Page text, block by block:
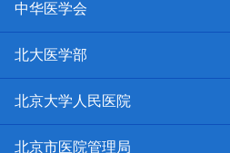
中华医学会
北大医学部
北京大学人民医院
北京市医院管理局